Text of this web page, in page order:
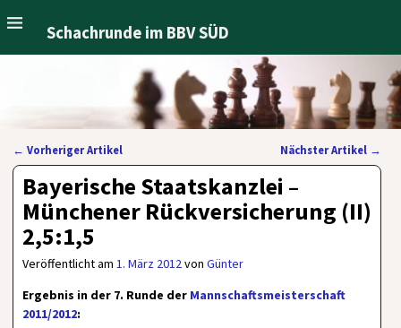
Schachrunde im BBV SÜD
Artikelnavigation
← Vorheriger Artikel Nächster Artikel →
Bayerische Staatskanzlei –
Münchener Rückversicherung (II)
2,5:1,5
Veröffentlicht am1. März 2012vonGünter
Ergebnis in der 7. Runde der Mannschaftsmeisterschaft
2011/2012: